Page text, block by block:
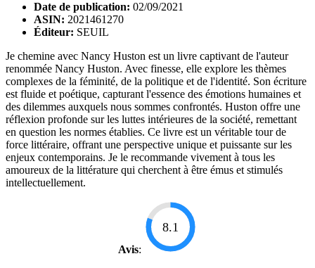
Date de publication: 02/09/2021
ASIN: 2021461270
Éditeur: SEUIL
Je chemine avec Nancy Huston est un livre captivant de l'auteur
renommée Nancy Huston. Avec finesse, elle explore les thèmes
complexes de la féminité, de la politique et de l'identité. Son écriture
est fluide et poétique, capturant l'essence des émotions humaines et
des dilemmes auxquels nous sommes confrontés. Huston offre une
réflexion profonde sur les luttes intérieures de la société, remettant
en question les normes établies. Ce livre est un véritable tour de
force littéraire, offrant une perspective unique et puissante sur les
enjeux contemporains. Je le recommande vivement à tous les
amoureux de la littérature qui cherchent à être émus et stimulés
intellectuellement.
Avis:
8.1